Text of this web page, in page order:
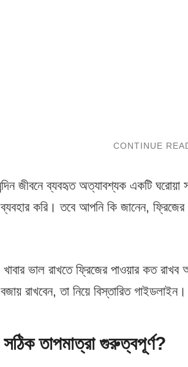
জীবনে ব্যবহৃত অত্যাবশ্যক একটি ঘরোয়া
করি। তবে আপনি কি জানেন, ফ্রিজের
ভাল রাখতে ফ্রিজের পাওয়ার কত রাখব
রাখবেন, তা নিয়ে বিস্তারিত গাইডলাইন।
তাপমাত্রা গুরুত্বপূর্ণ?